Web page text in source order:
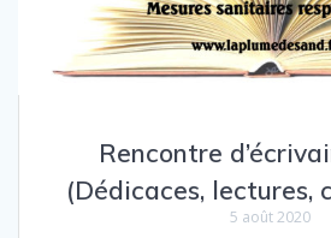
Rencontre
(Dédicaces, lectures,
5 août 2020